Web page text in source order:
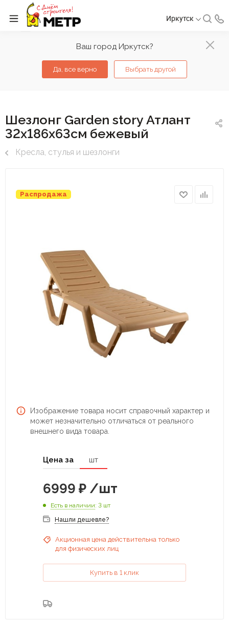
Ваш город Иркутск?
Да, все верно Выбрать другой
Иркутск
Шезлонг Garden story Атлант
32х186х63см бежевый
Кресла, стулья и шезлонги
Распродажа
Изображение товара носит справочный характер и
может незначительно отличаться от реального
внешнего вида товара.
Цена за шт
6999 ₽ /шт
Есть в наличии: 3 шт
Нашли дешевле?
Акционная цена действительна только
для физических лиц
Купить в 1 клик